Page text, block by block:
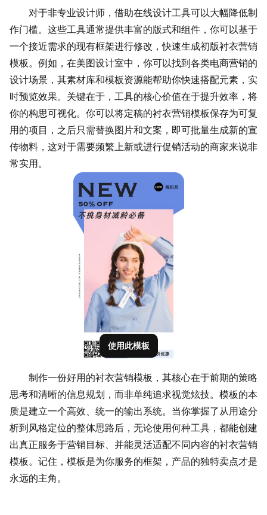
对于非专业设计师，借助在线设计工具可以大幅降低制
作门槛。这些工具通常提供丰富的版式和组件，你可以基于
一个接近需求的现有框架进行修改，快速生成初版衬衣营销
模板。例如，在美图设计室中，你可以找到各类电商营销的
设计场景，其素材库和模板资源能帮助你快速搭配元素，实
时预览效果。关键在于，工具的核心价值在于提升效率，将
你的构思可视化。你可以将定稿的衬衣营销模板保存为可复
用的项目，之后只需替换图片和文案，即可批量生成新的宣
传物料，这对于需要频繁上新或进行促销活动的商家来说非
常实用。
使用此模板
制作一份好用的衬衣营销模板，其核心在于前期的策略
思考和清晰的信息规划，而非单纯追求视觉炫技。模板的本
质是建立一个高效、统一的输出系统。当你掌握了从用途分
析到风格定位的整体思路后，无论使用何种工具，都能创建
出真正服务于营销目标、并能灵活适配不同内容的衬衣营销
模板。记住，模板是为你服务的框架，产品的独特卖点才是
永远的主角。